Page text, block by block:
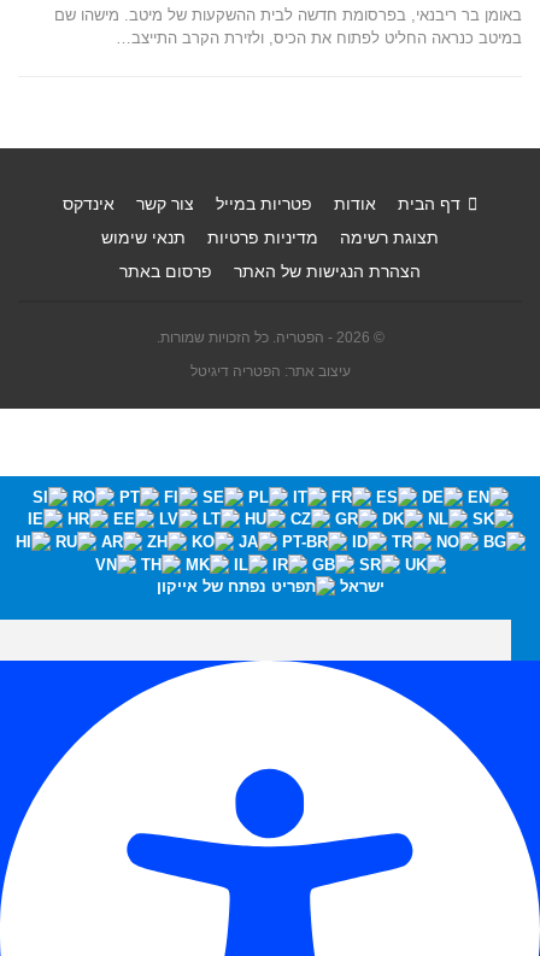
באומן בר ריבנאי, בפרסומת חדשה לבית ההשקעות של מיטב. מישהו שם
במיטב כנראה החליט לפתוח את הכיס, ולזירת הקרב התייצב…
דף הבית אודות פטריות במייל צור קשר
אינדקס
תצוגת רשימה
מדיניות פרטיות
תנאי שימוש
הצהרת הנגישות של האתר
פרסום באתר
© 2026 - הפטריה. כל הזכויות שמורות.
עיצוב אתר: הפטריה דיגיטל
ישראל